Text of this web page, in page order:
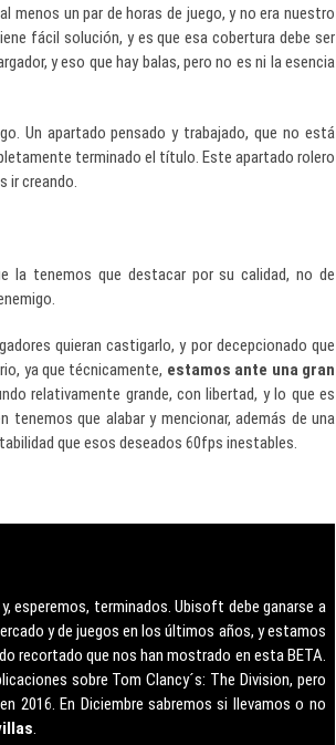
menos un par de horas de juego, y no era nuestro
fácil solución, y es que esa cobertura debe ser
y eso que hay balas, pero no es ni la esencia
Un apartado pensado y trabajado, que no está
terminado el título. Este apartado rolero
ir creando.
la tenemos que destacar por su calidad, no de
quieran castigarlo, y por decepcionado que
ya que técnicamente, estamos ante una gran
relativamente grande, con libertad, y lo que es
que alabar y mencionar, además de una
que esos deseados 60fps inestables.
esperemos, terminados. Ubisoft debe ganarse a
y de juegos en los últimos años, y estamos
recortado que nos han mostrado en esta BETA.
sobre Tom Clancy´s: The Division, pero
2016. En Diciembre sabremos si llevamos o no
.